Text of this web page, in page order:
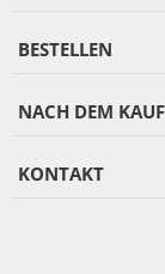
BESTELLEN
NACH DEM KAUF
KONTAKT